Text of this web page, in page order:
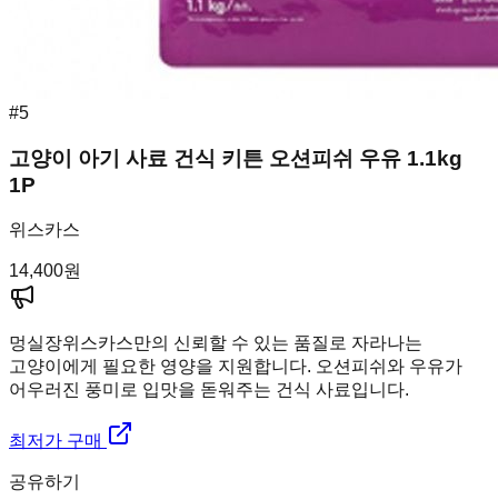
#5
고양이 아기 사료 건식 키튼 오션피쉬 우유 1.1kg
1P
위스카스
14,400원
멍실장위스카스만의 신뢰할 수 있는 품질로 자라나는
고양이에게 필요한 영양을 지원합니다. 오션피쉬와 우유가
어우러진 풍미로 입맛을 돋워주는 건식 사료입니다.
최저가 구매
공유하기